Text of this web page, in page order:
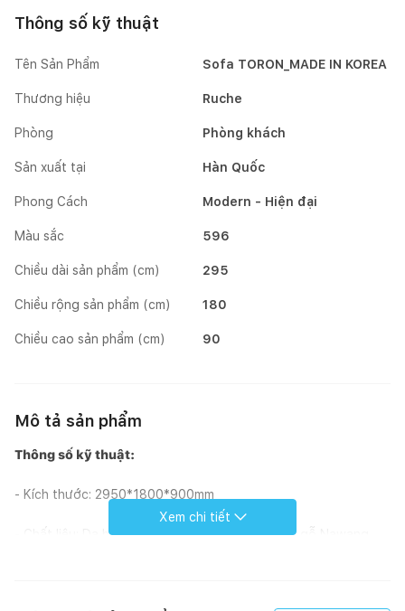
Thông số kỹ thuật
Tên Sản Phẩm Sofa TORON_MADE IN KOREA
Thương hiệu Ruche
Phòng Phòng khách
Sản xuất tại Hàn Quốc
Phong Cách Modern - Hiện đại
Màu sắc 596
Chiều dài sản phẩm (cm) 295
Chiều rộng sản phẩm (cm) 180
Chiều cao sản phẩm (cm) 90
Mô tả sản phẩm
Thông số kỹ thuật:
- Kích thước: 2950*1800*900mm
- Chất liệu: Da bò Hàn Quốc/ Da bò Italy. Khung gỗ Nawang,
Xem chi tiết